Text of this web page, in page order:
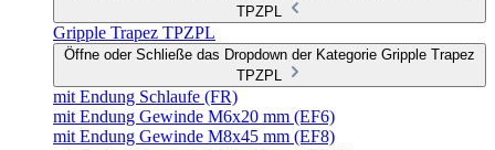
TPZPL
Gripple Trapez TPZPL
Öffne oder Schließe das Dropdown der Kategorie Gripple Trapez
TPZPL
mit Endung Schlaufe (FR)
mit Endung Gewinde M6x20 mm (EF6)
mit Endung Gewinde M8x45 mm (EF8)